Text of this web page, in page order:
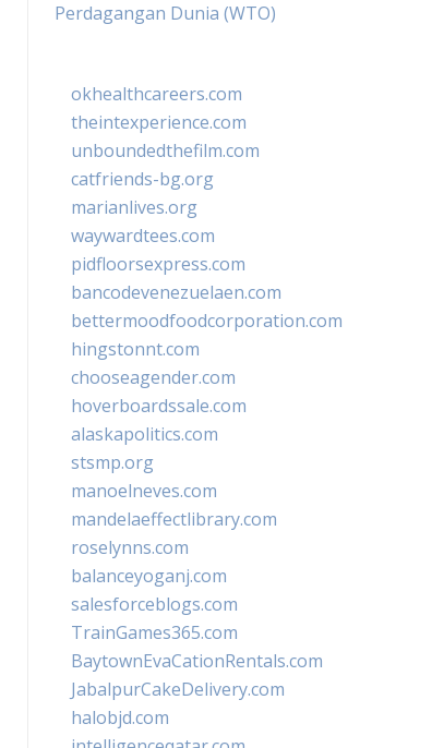
Perdagangan Dunia (WTO)
okhealthcareers.com
theintexperience.com
unboundedthefilm.com
catfriends-bg.org
marianlives.org
waywardtees.com
pidfloorsexpress.com
bancodevenezuelaen.com
bettermoodfoodcorporation.com
hingstonnt.com
chooseagender.com
hoverboardssale.com
alaskapolitics.com
stsmp.org
manoelneves.com
mandelaeffectlibrary.com
roselynns.com
balanceyoganj.com
salesforceblogs.com
TrainGames365.com
BaytownEvaCationRentals.com
JabalpurCakeDelivery.com
halobjd.com